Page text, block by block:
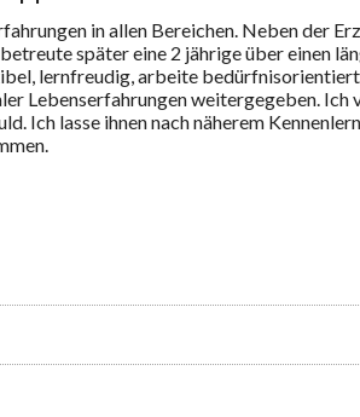
in allen Bereichen. Neben der
später eine 2 jährige über einen
lernfreudig, arbeite
Lebenserfahrungen weitergegeben. Ich
Ich lasse ihnen nach näherem